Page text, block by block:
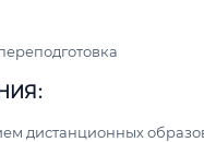
дистанционных